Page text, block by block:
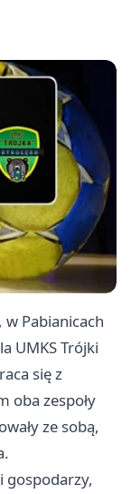
w Pabianicach
UMKS Trójki
się z
oba zespoły
ze sobą,
gospodarzy,